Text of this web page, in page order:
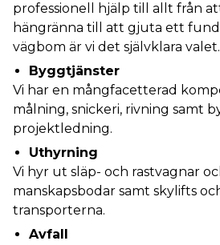
professionell hjälp till allt från
hängränna till att gjuta ett
vägbom är vi det självklara valet.
Byggtjänster
Vi har en mångfacetterad
målning, snickeri, rivning samt
projektledning.
Uthyrning
Vi hyr ut släp- och rastvagnar
manskapsbodar samt skylifts
transporterna.
Avfall